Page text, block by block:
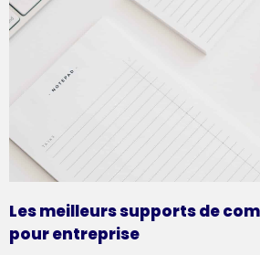
Les meilleurs supports de
pour entreprise